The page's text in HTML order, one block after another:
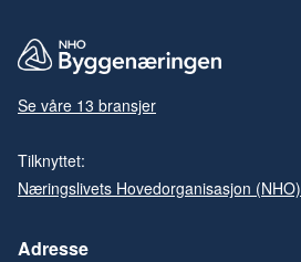
Se våre 13 bransjer
Tilknyttet:
Næringslivets Hovedorganisasjon (NHO)
Adresse